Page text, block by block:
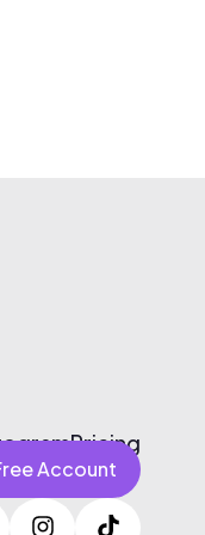
Pricing
Account